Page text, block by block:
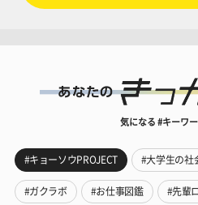
気になる #キーワ
#キョーソウPROJECT #大学生の社
#ガクラボ #お仕事図鑑 #先輩